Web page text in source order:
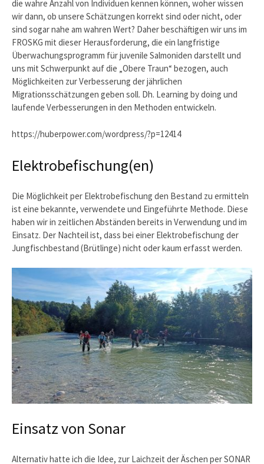
die wahre Anzahl von Individuen kennen können, woher wissen
wir dann, ob unsere Schätzungen korrekt sind oder nicht, oder
sind sogar nahe am wahren Wert? Daher beschäftigen wir uns im
FROSKG mit dieser Herausforderung, die ein langfristige
Überwachungsprogramm für juvenile Salmoniden darstellt und
uns mit Schwerpunkt auf die „Obere Traun“ bezogen, auch
Möglichkeiten zur Verbesserung der jährlichen
Migrationsschätzungen geben soll. Dh. Learning by doing und
laufende Verbesserungen in den Methoden entwickeln.
https://huberpower.com/wordpress/?p=12414
Elektrobefischung(en)
Die Möglichkeit per Elektrobefischung den Bestand zu ermitteln
ist eine bekannte, verwendete und Eingeführte Methode. Diese
haben wir in zeitlichen Abständen bereits in Verwendung und im
Einsatz. Der Nachteil ist, dass bei einer Elektrobefischung der
Jungfischbestand (Brütlinge) nicht oder kaum erfasst werden.
Einsatz von Sonar
Alternativ hatte ich die Idee, zur Laichzeit der Äschen per SONAR